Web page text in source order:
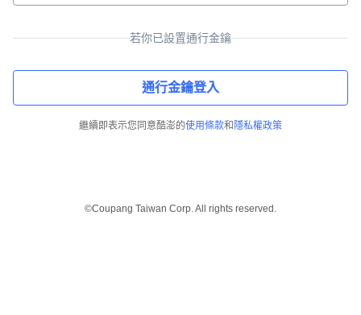
若你已設置通行金鑰
通行金鑰登入
繼續即表示您同意酷澎的使用條款和 隱私權政策
©Coupang Taiwan Corp. All rights reserved.